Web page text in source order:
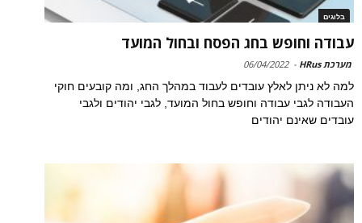
בלוגים
עבודה וחופש בחג הפסח ובחול המועד
מערכת HRus -
06/04/2022
למה לא ניתן לאלץ עובדים לעבוד במהלך החג, ומה קובעים חוקי
העבודה לגבי עבודה וחופש בחול המועד, לגבי יהודים ולגבי
עובדים שאינם יהודים